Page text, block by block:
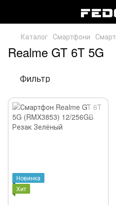
Каталог Смартфони
Realme GT 6T 5G
Фильтр
Новинка
Хит